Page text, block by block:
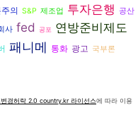
의 S&P 제조업 투자은행 공산
사 fed 공포 연방준비제도
패니메 통화 광고 국부론
경허락 2.0 country.kr 라이선스에 따라 이용